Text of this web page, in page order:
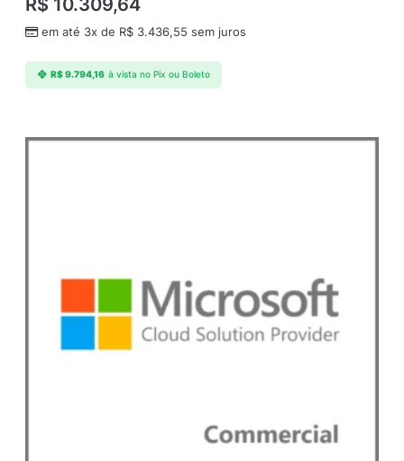
R$ 10.309,64
em até 3x de R$ 3.436,55 sem juros
R$9.794,16 à vista no Pix ou Boleto